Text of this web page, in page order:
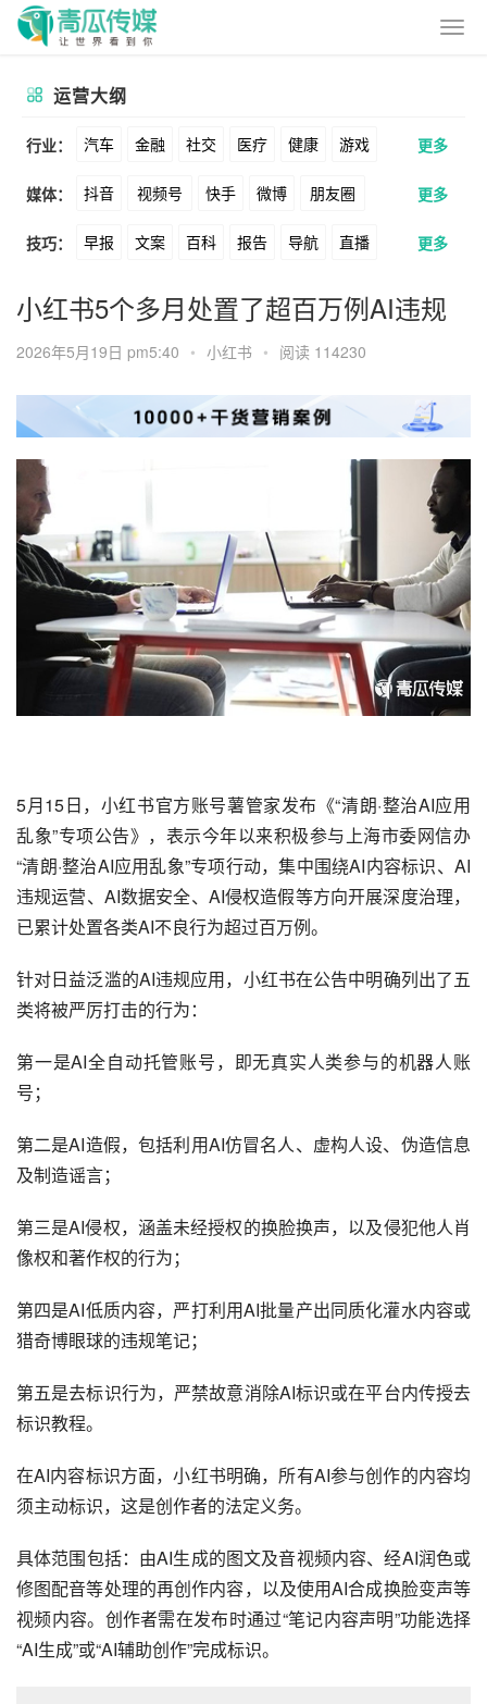
运营大纲
行业： 汽车 金融 社交 医疗 健康 游戏
动漫 美妆 美食 家装 教育 婚纱
酒旅 母婴 宠物 文娱 跨境 科技
广告 元宇宙 房地产
更多
媒体： 抖音 视频号 快手 微博 朋友圈
公众号 B站 小红书 头条 知乎
Soul 360 百度 搜狗 爱奇艺 美柚
美图 最右 神马 谷歌 Facebook
Tiktok YouTube Yahoo Bing
更多
技巧： 早报 文案 百科 报告 导航 直播
卖货 脚本 话术 电商 私域 社群
涨粉 广告 推广 方案 策划 案例
数据 拉新 活动 用户 海外
更多
小红书5个多月处置了超百万例AI违规
2026年5月19日 pm5:40 • 小红书 • 阅读 114230
5月15日， 小红书官方账号薯管家发布《“清朗·整治AI应用
乱象”专项公告》，表示今年以来积极参与上海市委网信办
“清朗·整治AI应用乱象”专项行动，集中围绕AI内容标识、AI
违规运营、AI数据安全、AI侵权造假等方向开展深度治理，
已累计处置各类AI不良行为超过百万例。
针对日益泛滥的AI违规应用，小红书在公告中明确列出了五
类将被严厉打击的行为：
第一是AI全自动托管账号，即无真实人类参与的机器人账
号；
第二是AI造假，包括利用AI仿冒名人、虚构人设、伪造信息
及制造谣言；
第三是AI侵权，涵盖未经授权的换脸换声，以及侵犯他人肖
像权和著作权的行为；
第四是AI低质内容，严打利用AI批量产出同质化灌水内容或
猎奇博眼球的违规笔记；
第五是去标识行为，严禁故意消除AI标识或在平台内传授去
标识教程。
在AI内容标识方面，小红书明确，所有AI参与创作的内容均
须主动标识，这是创作者的法定义务。
具体范围包括：由AI生成的图文及音视频内容、经AI润色或
修图配音等处理的再创作内容，以及使用AI合成换脸变声等
视频内容。创作者需在发布时通过“笔记内容声明”功能选择
“AI生成”或“AI辅助创作”完成标识。